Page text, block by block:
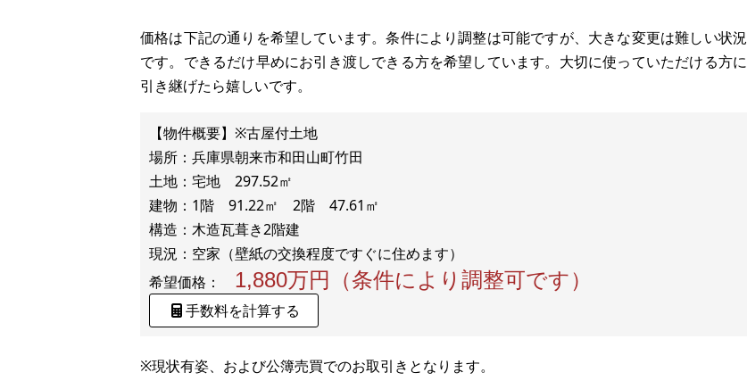
価格は下記の通りを希望しています。条件により調整は可能ですが、大きな変更は難しい状況
です。できるだけ早めにお引き渡しできる方を希望しています。大切に使っていただける方に
引き継げたら嬉しいです。
【物件概要】※古屋付土地
場所：兵庫県朝来市和田山町竹田
土地：宅地 297.52㎡
建物：1階 91.22㎡ 2階 47.61㎡
構造：木造瓦葺き2階建
希望価格：
1,880万円（条件により調整可です）
手数料を計算する
※現状有姿、および公簿売買でのお取引きとなります。